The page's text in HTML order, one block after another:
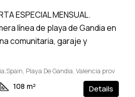
ESPECIAL MENSUAL.
línea de playa de Gandia en
comunitaria, garaje y
Playa De Gandia, Valencia prov
108 m² Details